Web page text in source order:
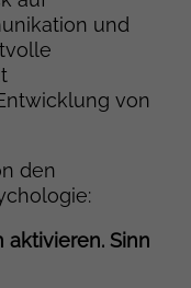
und
von
den
aktivieren. Sinn